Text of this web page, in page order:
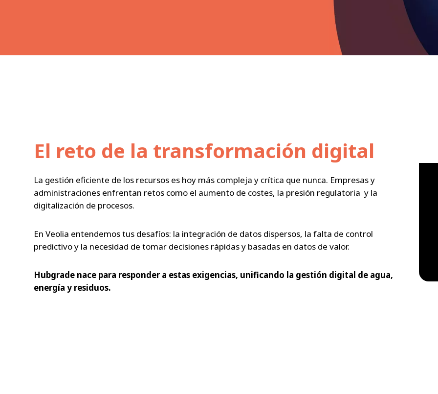
El reto de la transformación digital
La gestión eficiente de los recursos es hoy más compleja y crítica que nunca. Empresas y
administraciones enfrentan retos como el aumento de costes, la presión regulatoria y la
digitalización de procesos.
En Veolia entendemos tus desafíos: la integración de datos dispersos, la falta de control
predictivo y la necesidad de tomar decisiones rápidas y basadas en datos de valor.
Hubgrade nace para responder a estas exigencias, unificando la gestión digital de agua,
energía y residuos.